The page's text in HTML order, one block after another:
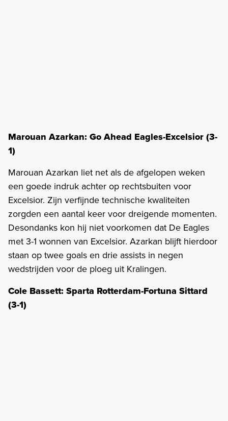
Marouan Azarkan: Go Ahead Eagles-Excelsior (3-
1)
Marouan Azarkan liet net als de afgelopen weken
een goede indruk achter op rechtsbuiten voor
Excelsior. Zijn verfijnde technische kwaliteiten
zorgden een aantal keer voor dreigende momenten.
Desondanks kon hij niet voorkomen dat De Eagles
met 3-1 wonnen van Excelsior. Azarkan blijft hierdoor
staan op twee goals en drie assists in negen
wedstrijden voor de ploeg uit Kralingen.
Cole Bassett: Sparta Rotterdam-Fortuna Sittard
(3-1)